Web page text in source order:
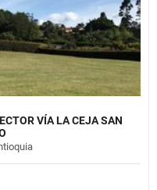
VÍA LA CEJA SAN